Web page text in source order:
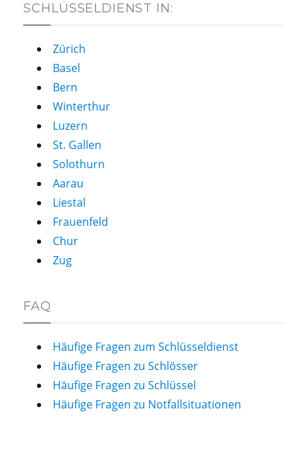
SCHLÜSSELDIENST IN:
Zürich
Basel
Bern
Winterthur
Luzern
St. Gallen
Solothurn
Aarau
Liestal
Frauenfeld
Chur
Zug
FAQ
Häufige Fragen zum Schlüsseldienst
Häufige Fragen zu Schlösser
Häufige Fragen zu Schlüssel
Häufige Fragen zu Notfallsituationen